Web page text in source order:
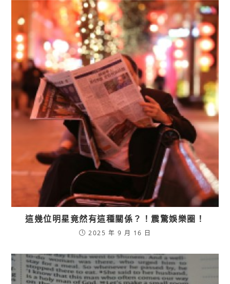
這幾位明星竟然有這種關係？！震驚娛樂圈！
2025 年 9 月 16 日